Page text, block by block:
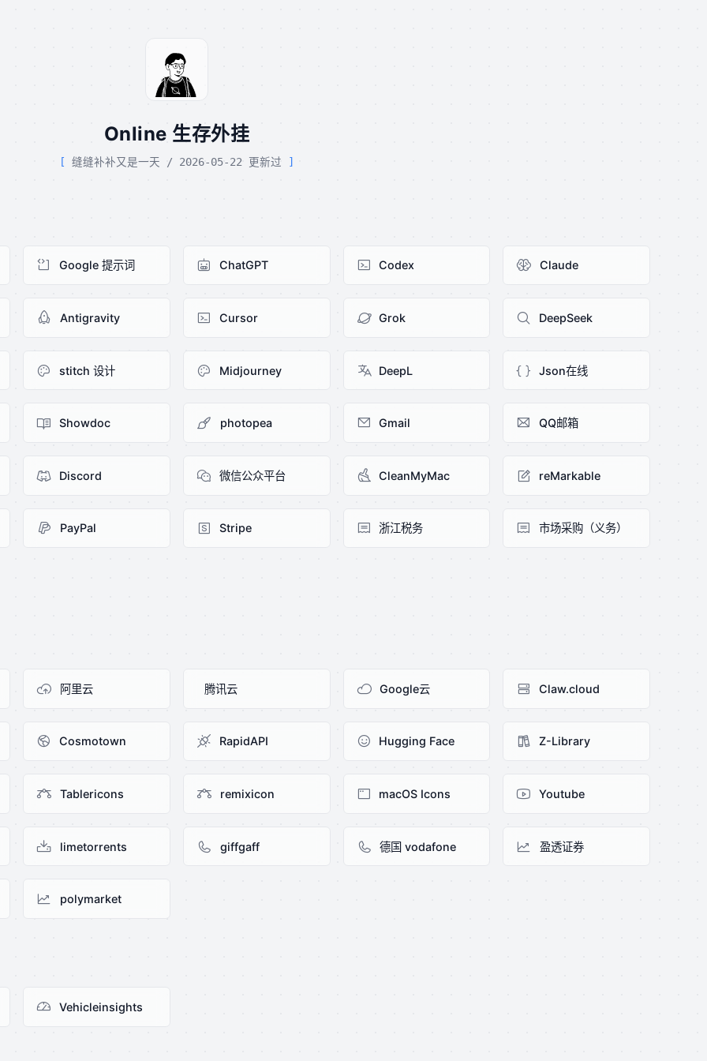
Online 生存外挂
缝缝补补又是一天 / 2026-05-22 更新过
Google 提示词 ChatGPT Codex Claude
Antigravity Cursor Grok DeepSeek
stitch 设计 Midjourney DeepL Json在线
Showdoc photopea Gmail QQ邮箱
Discord 微信公众平台 CleanMyMac reMarkable
PayPal Stripe 浙江税务 市场采购（义务）
阿里云 腾讯云 Google云 Claw.cloud
Cosmotown RapidAPI Hugging Face Z-Library
Tablericons remixicon macOS Icons Youtube
limetorrents giffgaff 德国 vodafone 盈透证券
polymarket
Vehicleinsights